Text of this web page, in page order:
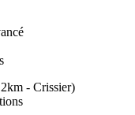
- Crissier)